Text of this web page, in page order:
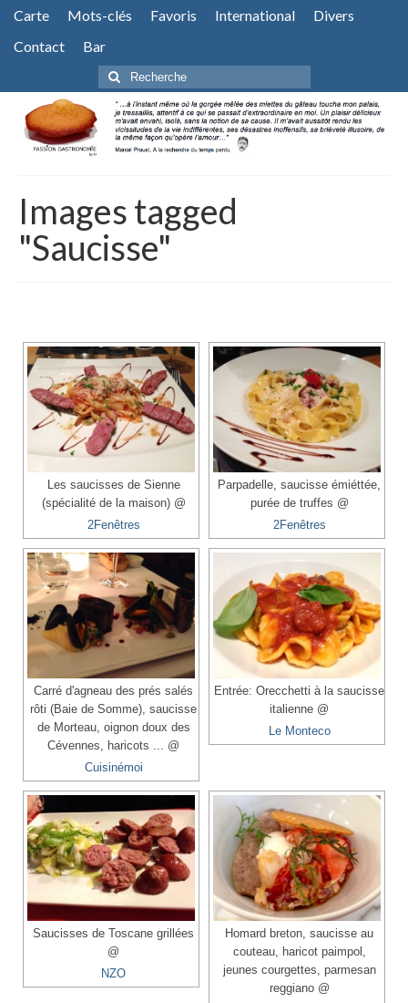
Carte Mots-clés Favoris International
Divers
Contact
Bar
Rechercher
:
Images tagged
"Saucisse"
Les saucisses de Sienne
(spécialité de la maison) @
2Fenêtres
Parpadelle, saucisse émiéttée,
purée de truffes @
2Fenêtres
Carré d'agneau des prés salés
rôti (Baie de Somme), saucisse
de Morteau, oignon doux des
Cévennes, haricots ... @
Cuisinémoi
Entrée: Orecchetti à la saucisse
italienne @
Le Monteco
Saucisses de Toscane grillées
@
NZO
Homard breton, saucisse au
couteau, haricot paimpol,
jeunes courgettes, parmesan
reggiano @